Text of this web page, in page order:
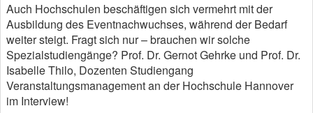
Auch Hochschulen beschäftigen sich vermehrt mit der
Ausbildung des Eventnachwuchses, während der Bedarf
weiter steigt. Fragt sich nur – brauchen wir solche
Spezialstudiengänge? Prof. Dr. Gernot Gehrke und Prof. Dr.
Isabelle Thilo, Dozenten Studiengang
Veranstaltungsmanagement an der Hochschule Hannover
im Interview!